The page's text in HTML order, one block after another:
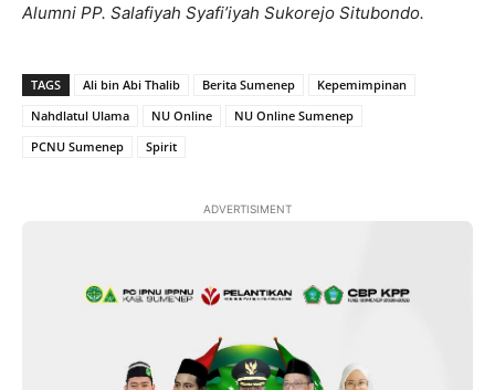
Alumni PP. Salafiyah Syafi’iyah Sukorejo Situbondo.
TAGS Ali bin Abi Thalib Berita Sumenep
Kepemimpinan
Nahdlatul Ulama
NU Online
NU Online Sumenep
PCNU Sumenep
Spirit
ADVERTISIMENT